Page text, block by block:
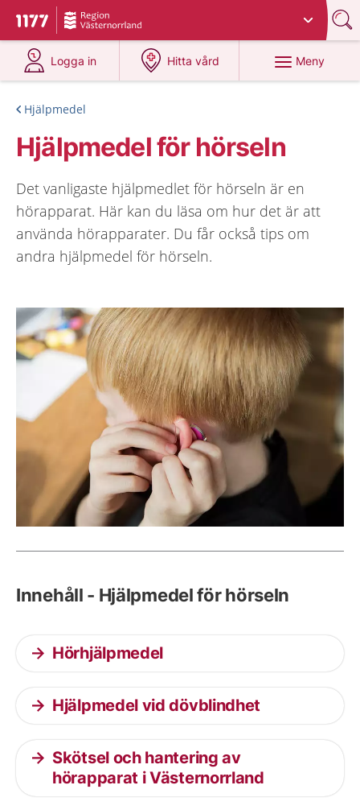
Till startsidan för 1177
Du har valt region
Logga in
på 1177.se
Hitta vård
på 1177.se
Meny
Hjälpmedel
Hjälpmedel för hörseln
Det vanligaste hjälpmedlet för hörseln är en
hörapparat. Här kan du läsa om hur det är att
använda hörapparater. Du får också tips om
andra hjälpmedel för hörseln.
Innehåll - Hjälpmedel för hörseln
Hörhjälpmedel
Hjälpmedel vid dövblindhet
Skötsel och hantering av
hörapparat i Västernorrland